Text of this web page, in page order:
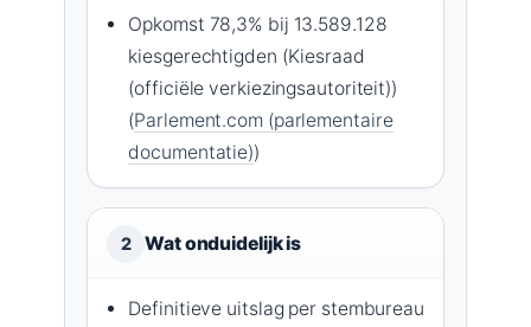
Opkomst 78,3% bij 13.589.128
kiesgerechtigden (Kiesraad
(officiële verkiezingsautoriteit))
(Parlement.com (parlementaire
documentatie))
2 Wat onduidelijk is
Definitieve uitslag per stembureau